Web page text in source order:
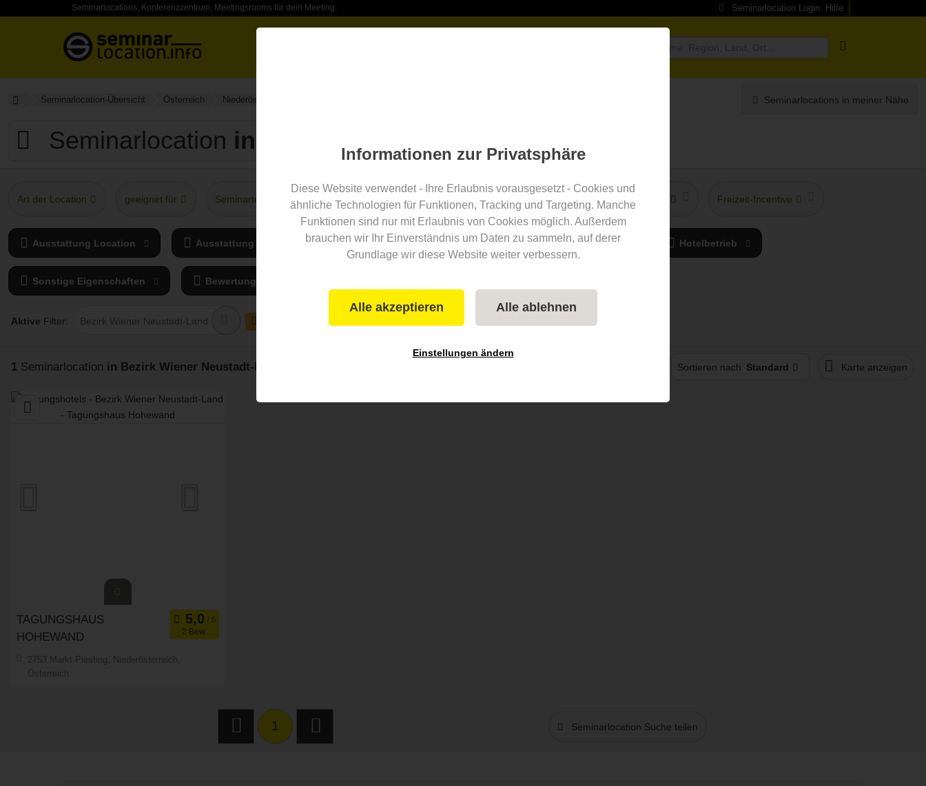
Seminarlocations, Konferenzzentrum, Meetingsrooms für dein Meeting. Seminarlocation Login Hilfe
Seminarlocation-Übersicht Österreich Niederösterreich Seminarlocations in meiner Nähe
Seminarlocation in Bezirk Wiener Neustadt-Land
Art der Location geeignet für Seminarteilnehmer Anzahl der Seminarräume Preisniveau nächstes Hotel Freizeit-Incentive
Ausstattung Location Ausstattung Seminarraum Incentives Verkehr Security Hotelbetrieb
Sonstige Eigenschaften Bewertung
Aktive Filter: Bezirk Wiener Neustadt-Land alle Filter entfernen
1 Seminarlocation in Bezirk Wiener Neustadt-Land Sortieren nach Standard Karte anzeigen
TAGUNGSHAUS
HOHEWAND
2 Bew.
2753 Markt Piesting, Niederösterreich,
Österreich
Art der Location:
Meetingroom
Eventlocation
1 Seminarlocation Suche teilen
Informationen zur Privatsphäre
Diese Website verwendet - Ihre Erlaubnis vorausgesetzt - Cookies und
ähnliche Technologien für Funktionen, Tracking und Targeting. Manche
Funktionen sind nur mit Erlaubnis von Cookies möglich. Außerdem
brauchen wir Ihr Einverständnis um Daten zu sammeln, auf derer
Grundlage wir diese Website weiter verbessern.
Alle akzeptieren Alle ablehnen
Einstellungen ändern